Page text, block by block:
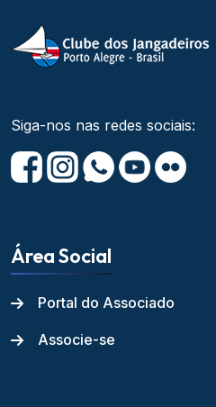
Siga-nos nas redes sociais:
Área Social
Portal do Associado
Associe-se